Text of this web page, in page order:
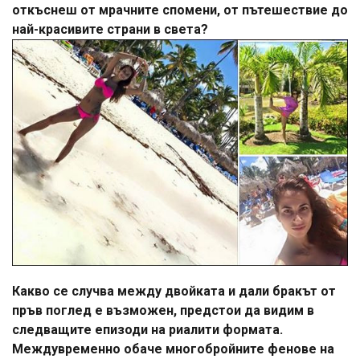
откъснеш от мрачните спомени, от пътешествие до
най-красивите страни в света?
Какво се случва между двойката и дали бракът от
пръв поглед е възможен, предстои да видим в
следващите епизоди на риалити формата.
Междувременно обаче многобройните фенове на